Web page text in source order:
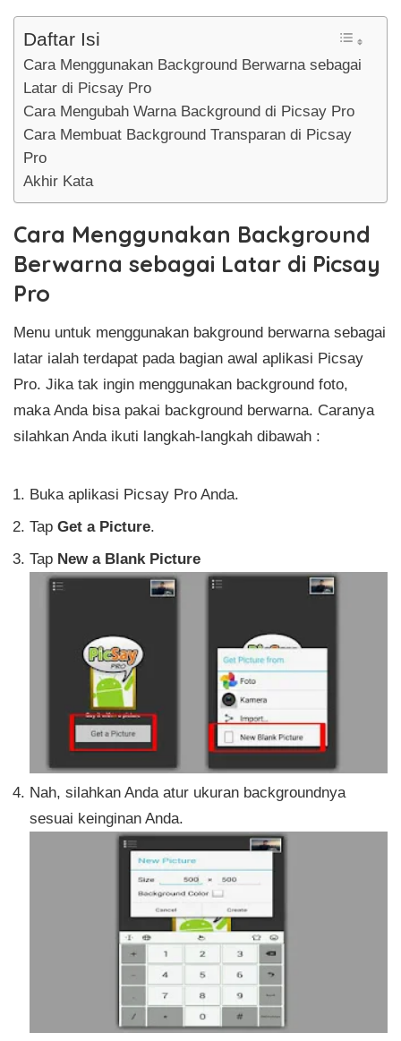
Daftar Isi
Cara Menggunakan Background Berwarna sebagai
Latar di Picsay Pro
Cara Mengubah Warna Background di Picsay Pro
Cara Membuat Background Transparan di Picsay
Pro
Akhir Kata
Cara Menggunakan Background
Berwarna sebagai Latar di Picsay
Pro
Menu untuk menggunakan bakground berwarna sebagai
latar ialah terdapat pada bagian awal aplikasi Picsay
Pro. Jika tak ingin menggunakan background foto,
maka Anda bisa pakai background berwarna. Caranya
silahkan Anda ikuti langkah-langkah dibawah :
Buka aplikasi Picsay Pro Anda.
Tap Get a Picture.
Tap New a Blank Picture
Nah, silahkan Anda atur ukuran backgroundnya
sesuai keinginan Anda.